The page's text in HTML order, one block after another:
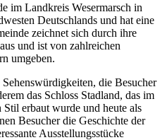
im Landkreis Wesermarsch in
Deutschlands und hat eine
zeichnet sich durch ihre
und ist von zahlreichen
umgeben.
die Besucher
das Schloss Stadland, das im
erbaut wurde und heute als
Besucher die Geschichte der
Ausstellungsstücke